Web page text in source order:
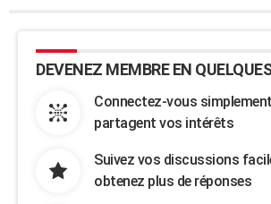
DEVENEZ MEMBRE EN
Connectez-vous
partagent vos intérêts
Suivez vos discussions
obtenez plus de réponses